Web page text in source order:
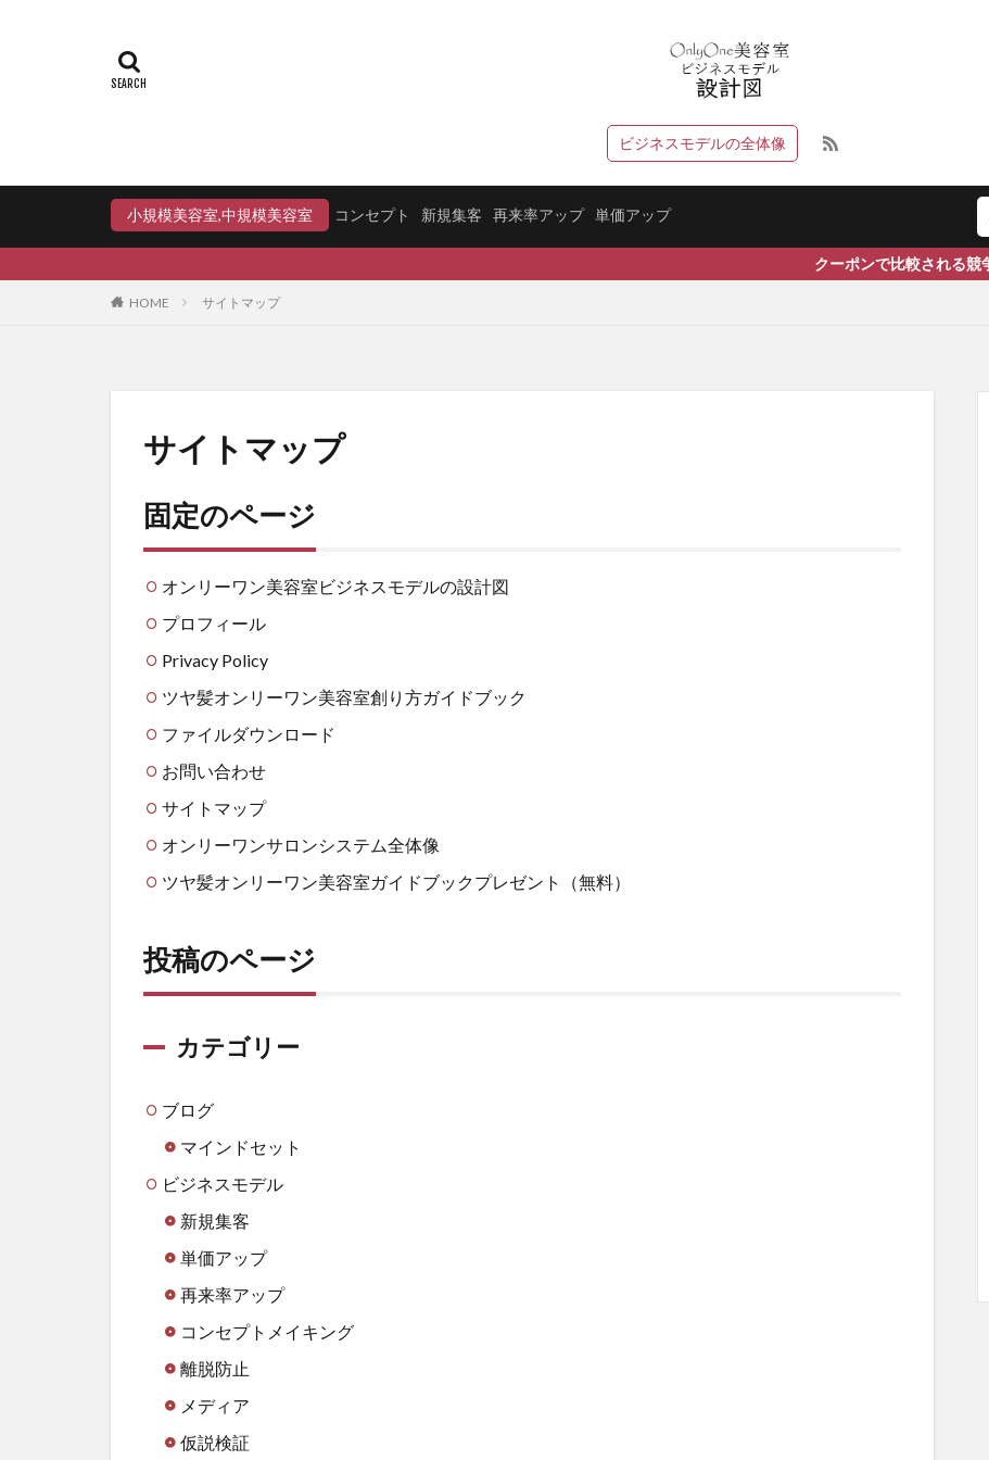
ビジネスモデルの全体像
小規模美容室,中規模美容室 コンセプト 新規集客 再来率アップ 単価アップ
クーポンで比較される競争を止めても安定し
HOME サイトマップ
サイトマップ
固定のページ
オンリーワン美容室ビジネスモデルの設計図
プロフィール
Privacy Policy
ツヤ髪オンリーワン美容室創り方ガイドブック
ファイルダウンロード
お問い合わせ
サイトマップ
オンリーワンサロンシステム全体像
ツヤ髪オンリーワン美容室ガイドブックプレゼント（無料）
投稿のページ
カテゴリー
ブログ
マインドセット
ビジネスモデル
新規集客
単価アップ
再来率アップ
コンセプトメイキング
離脱防止
メディア
仮説検証